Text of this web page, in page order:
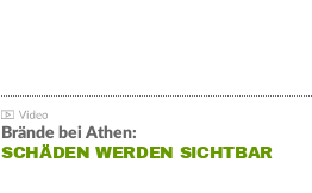
Brände bei Athen:
SCHÄDEN WERDEN SICHTBAR